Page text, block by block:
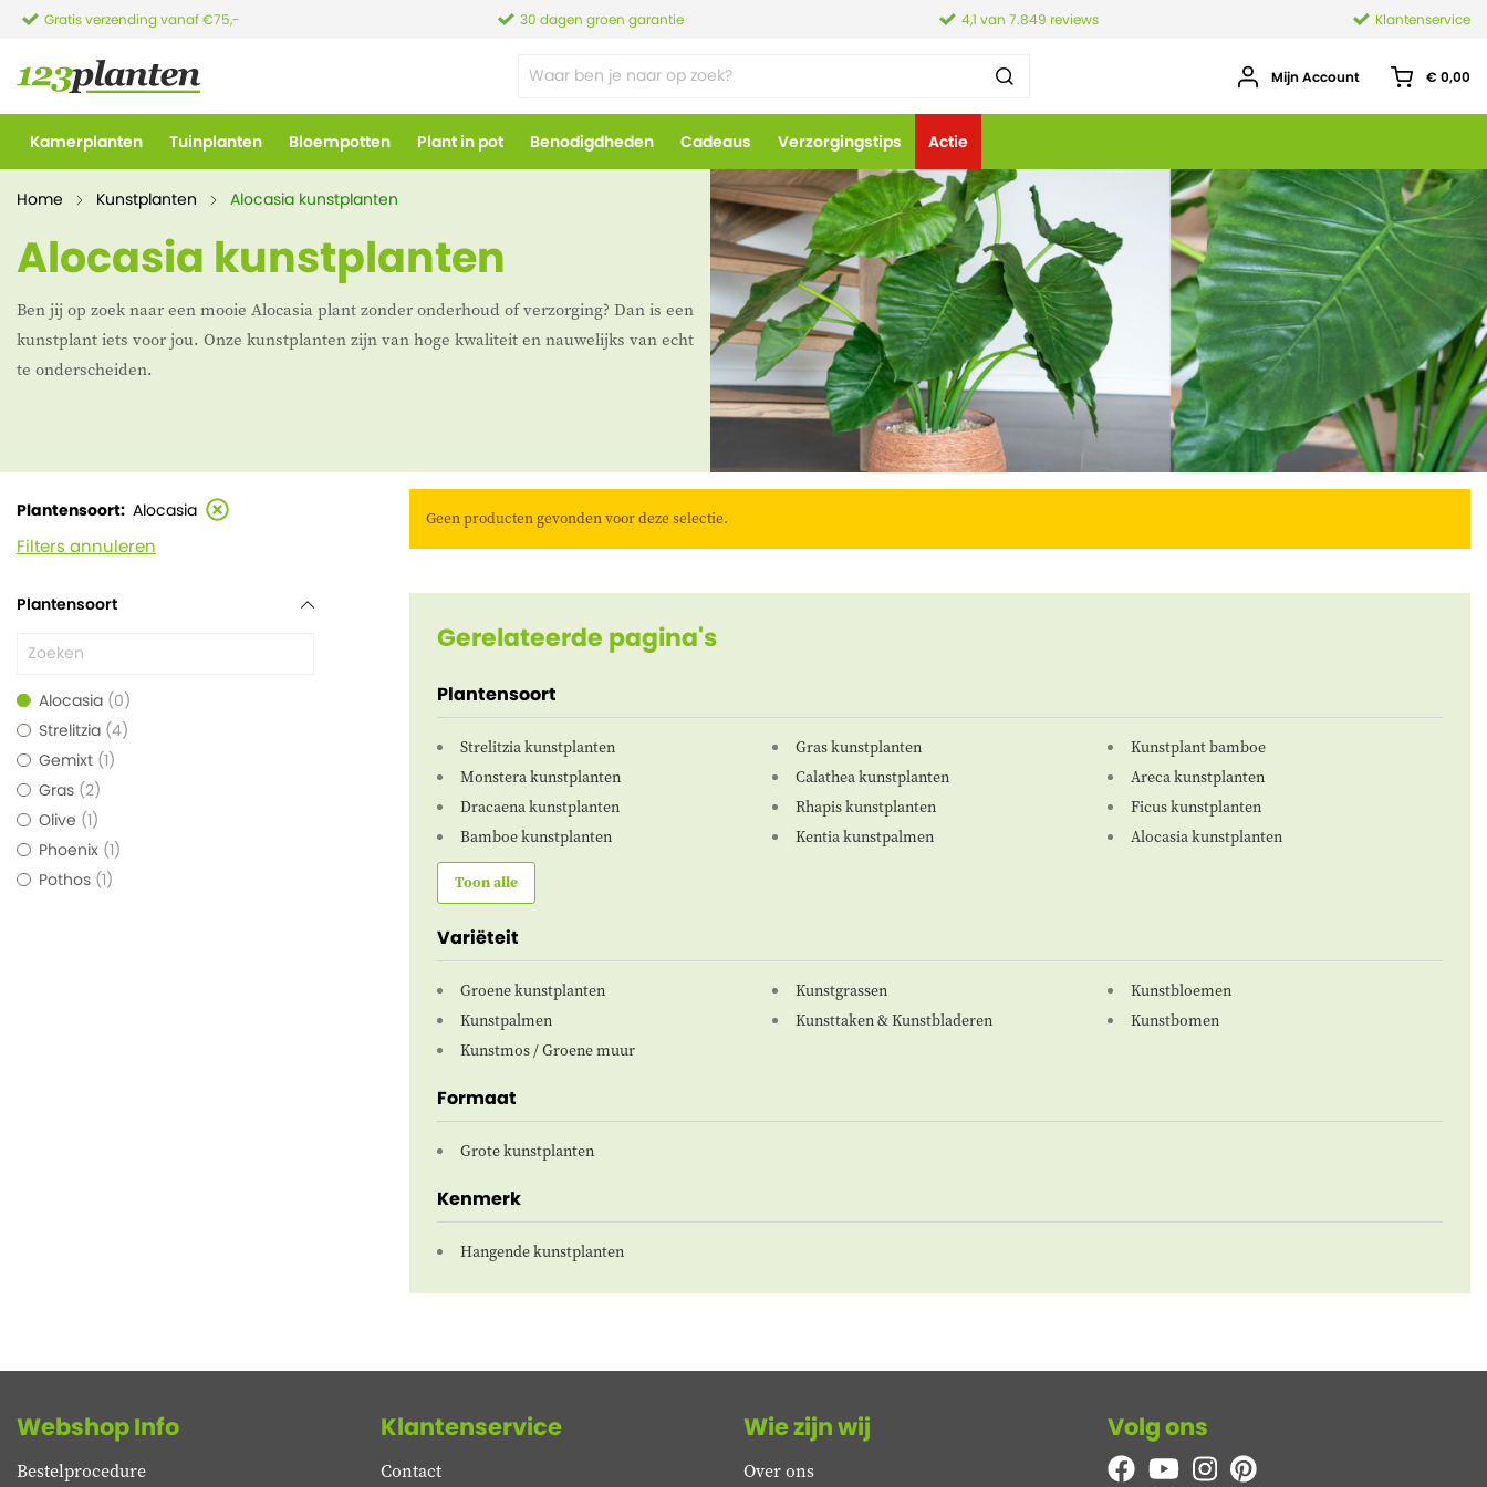
Gratis verzending vanaf €75,- 30 dagen groen garantie 4,1 van 7.849 reviews Klantenservice
Mijn Account € 0,00
Kamerplanten Tuinplanten Bloempotten Plant in pot Benodigdheden Cadeaus Verzorgingstips Actie
Home Kunstplanten Alocasia kunstplanten
Alocasia kunstplanten
Ben jij op zoek naar een mooie Alocasia plant zonder onderhoud of verzorging? Dan is een
kunstplant iets voor jou. Onze kunstplanten zijn van hoge kwaliteit en nauwelijks van echt
te onderscheiden.
Geen producten gevonden voor deze selectie.
Gerelateerde pagina's
Plantensoort
Strelitzia kunstplanten Gras kunstplanten
Kunstplant bamboe
Monstera kunstplanten
Calathea kunstplanten
Areca kunstplanten
Dracaena kunstplanten
Rhapis kunstplanten
Ficus kunstplanten
Bamboe kunstplanten
Kentia kunstpalmen Alocasia kunstplanten
Toon alle
Variëteit
Groene kunstplanten Kunstgrassen
Kunstbloemen
Kunstpalmen
Kunsttaken & Kunstbladeren
Kunstbomen
Kunstmos / Groene muur
Formaat
Grote kunstplanten
Kenmerk
Hangende kunstplanten
Plantensoort Alocasia
Filters annuleren
Plantensoort
Alocasia 0
Strelitzia 4
Gemixt 1
Gras 2
Olive 1
Phoenix 1
Pothos 1
Webshop Info
Bestelprocedure
Klantenservice
Contact
Wie zijn wij
Over ons
Volg ons